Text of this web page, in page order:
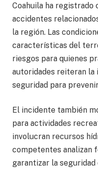
Coahuila ha registrado
accidentes
la región. Las
características del
riesgos para quienes
autoridades reiteran la
seguridad para
El incidente también
para actividades
involucran recursos
competentes analizan
garantizar la seguridad